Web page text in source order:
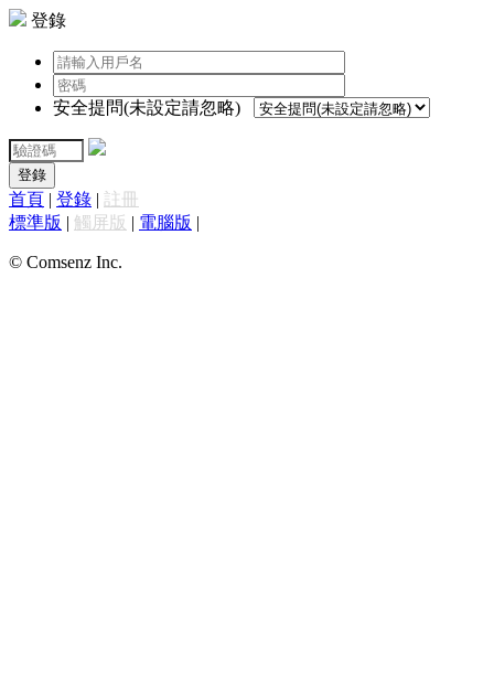
登錄
安全提問(未設定請忽略)
登錄
首頁 | 登錄 | 註冊
標準版 | 觸屏版 | 電腦版 |
© Comsenz Inc.